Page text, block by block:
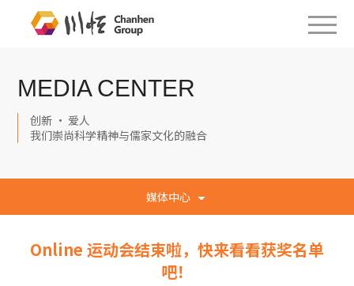
MEDIA CENTER
创新 · 爱人
我们崇尚科学精神与儒家文化的融合
媒体中心
Online 运动会结束啦，快来看看获奖名单
吧！